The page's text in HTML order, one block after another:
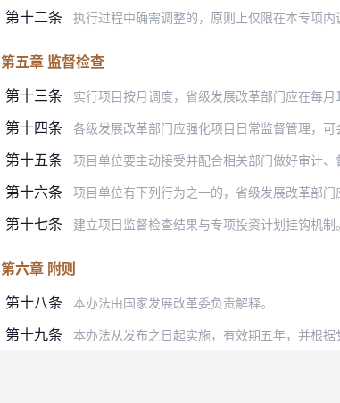
第十二条 执行过程中确需调整的，原则上仅限在本专项内调整项目，
第五章 监督检查
第十三条
实行项目按月调度，省级发展改革部门应在每月10日
第十四条 各级发展改革部门应强化项目日常监督管理，可会同同级住
第十五条 项目单位要主动接受并配合相关部门做好审计、督查
第十六条 项目单位有下列行为之一的，省级发展改革部门应责令其限
第十七条 建立项目监督检查结果与专项投资计划挂钩机制。对
第六章 附则
第十八条
本办法由国家发展改革委负责解释。
第十九条 本办法从发布之日起实施，有效期五年，并根